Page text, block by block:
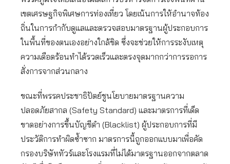
เขตเศรษฐกิจพิเศษการท่องเที่ยว โดยเน้นการให้อำนาจท้อง
ถิ่นในการกำกับดูแลและตรวจสอบมาตรฐานผู้ประกอบการ
ในพื้นที่ของตนเองอย่างใกล้ชิด ซึ่งจะช่วยให้การระงับเหตุ
ความเดือดร้อนทำได้รวดเร็วและตรงจุดมากกว่าการรอการ
สั่งการจากส่วนกลาง
ขณะที่พรรคประชาธิปัตย์ชูนโยบายมาตรฐานความ
ปลอดภัยสากล (Safety Standard) และมาตรการที่เด็ด
ขาดอย่างการขึ้นบัญชีดำ (Blacklist) ผู้ประกอบการที่มี
ประวัติการทำผิดซ้ำซาก มาตรการนี้ถูกออกแบบมาเพื่อคัด
กรองบริษัททัวร์และโรงแรมที่ไม่ได้มาตรฐานออกจากตลาด